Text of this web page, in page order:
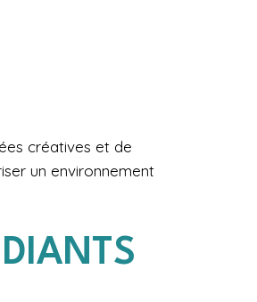
créatives et de
un environnement